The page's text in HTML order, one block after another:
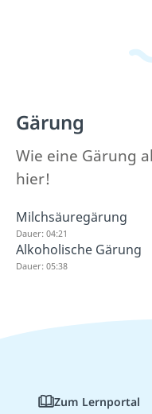
Gärung
Wie eine Gärung
hier!
Milchsäuregärung
Dauer: 04:21
Alkoholische Gärung
Dauer: 05:38
Zum Lernportal